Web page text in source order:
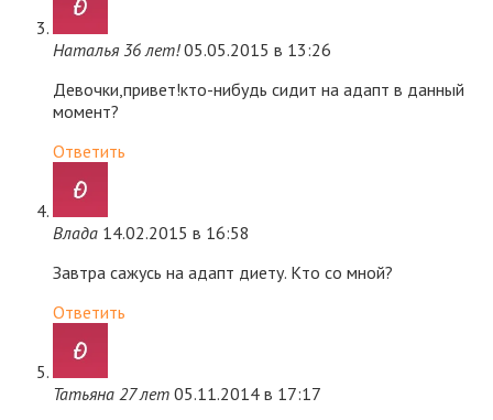
Наталья 36 лет! 05.05.2015 в 13:26
Девочки,привет!кто-нибудь сидит на адапт в данный
момент?
Ответить
Влада 14.02.2015 в 16:58
Завтра сажусь на адапт диету. Кто со мной?
Ответить
Татьяна 27 лет 05.11.2014 в 17:17